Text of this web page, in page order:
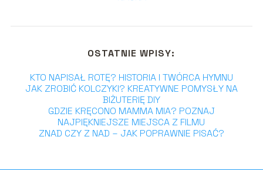
OSTATNIE WPISY:
KTO NAPISAŁ ROTĘ? HISTORIA I TWÓRCA HYMNU
JAK ZROBIĆ KOLCZYKI? KREATYWNE POMYSŁY NA
BIŻUTERIĘ DIY
GDZIE KRĘCONO MAMMA MIA? POZNAJ
NAJPIĘKNIEJSZE MIEJSCA Z FILMU
ZNAD CZY Z NAD – JAK POPRAWNIE PISAĆ?